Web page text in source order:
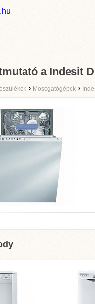
a Indesit
› Mosogatógépek ›